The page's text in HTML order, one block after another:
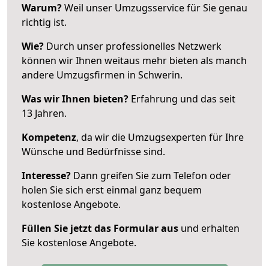
Warum?Weil unser Umzugsservice für Sie genau
richtig ist.
Wie? Durch unser professionelles Netzwerk
können wir Ihnen weitaus mehr bieten als manch
andere Umzugsfirmen in Schwerin.
Was wir Ihnen bieten? Erfahrung und das seit
13 Jahren.
Kompetenz, da wir die Umzugsexperten für Ihre
Wünsche und Bedürfnisse sind.
Interesse? Dann greifen Sie zum Telefon oder
holen Sie sich erst einmal ganz bequem
kostenlose Angebote.
Füllen Sie jetzt das Formular aus und erhalten
Sie kostenlose Angebote.